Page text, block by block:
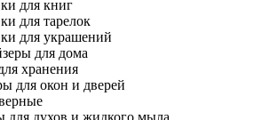
для книг
для тарелок
для украшений
для дома
хранения
для окон и дверей
для духов и жидкого мыла